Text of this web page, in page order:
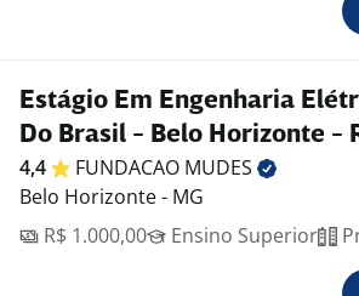
Estágio Em Engenharia
Do Brasil - Belo Horizonte -
4,4 FUNDACAO MUDES
Belo Horizonte - MG
R$ 1.000,00
Ensino Superior